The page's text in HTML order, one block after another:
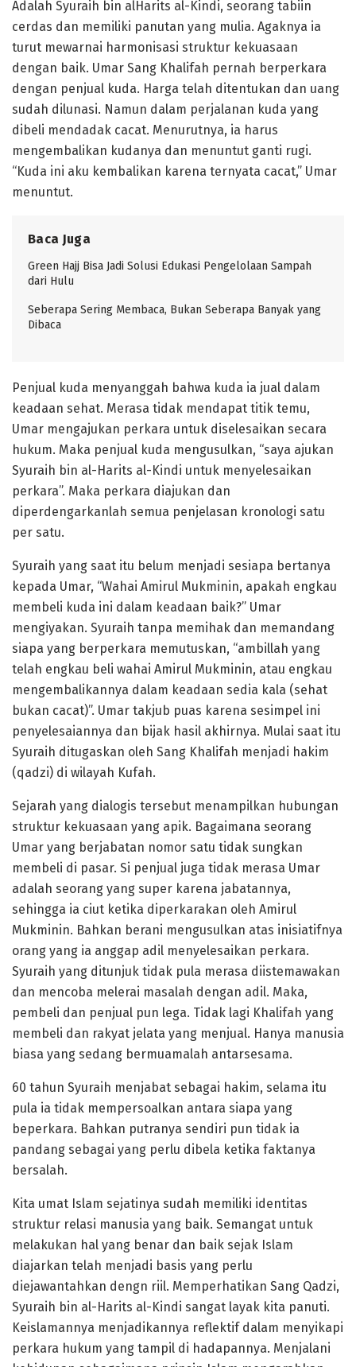
Adalah Syuraih bin alHarits al-Kindi, seorang tabiin
cerdas dan memiliki panutan yang mulia. Agaknya ia
turut mewarnai harmonisasi struktur kekuasaan
dengan baik. Umar Sang Khalifah pernah berperkara
dengan penjual kuda. Harga telah ditentukan dan uang
sudah dilunasi. Namun dalam perjalanan kuda yang
dibeli mendadak cacat. Menurutnya, ia harus
mengembalikan kudanya dan menuntut ganti rugi.
“Kuda ini aku kembalikan karena ternyata cacat,” Umar
menuntut.
Baca Juga
Green Hajj Bisa Jadi Solusi Edukasi Pengelolaan Sampah
dari Hulu
Seberapa Sering Membaca, Bukan Seberapa Banyak yang
Dibaca
Penjual kuda menyanggah bahwa kuda ia jual dalam
keadaan sehat. Merasa tidak mendapat titik temu,
Umar mengajukan perkara untuk diselesaikan secara
hukum. Maka penjual kuda mengusulkan, “saya ajukan
Syuraih bin al-Harits al-Kindi untuk menyelesaikan
perkara”. Maka perkara diajukan dan
diperdengarkanlah semua penjelasan kronologi satu
per satu.
Syuraih yang saat itu belum menjadi sesiapa bertanya
kepada Umar, “Wahai Amirul Mukminin, apakah engkau
membeli kuda ini dalam keadaan baik?” Umar
mengiyakan. Syuraih tanpa memihak dan memandang
siapa yang berperkara memutuskan, “ambillah yang
telah engkau beli wahai Amirul Mukminin, atau engkau
mengembalikannya dalam keadaan sedia kala (sehat
bukan cacat)”. Umar takjub puas karena sesimpel ini
penyelesaiannya dan bijak hasil akhirnya. Mulai saat itu
Syuraih ditugaskan oleh Sang Khalifah menjadi hakim
(qadzi) di wilayah Kufah.
Sejarah yang dialogis tersebut menampilkan hubungan
struktur kekuasaan yang apik. Bagaimana seorang
Umar yang berjabatan nomor satu tidak sungkan
membeli di pasar. Si penjual juga tidak merasa Umar
adalah seorang yang super karena jabatannya,
sehingga ia ciut ketika diperkarakan oleh Amirul
Mukminin. Bahkan berani mengusulkan atas inisiatifnya
orang yang ia anggap adil menyelesaikan perkara.
Syuraih yang ditunjuk tidak pula merasa diistemawakan
dan mencoba melerai masalah dengan adil. Maka,
pembeli dan penjual pun lega. Tidak lagi Khalifah yang
membeli dan rakyat jelata yang menjual. Hanya manusia
biasa yang sedang bermuamalah antarsesama.
60 tahun Syuraih menjabat sebagai hakim, selama itu
pula ia tidak mempersoalkan antara siapa yang
beperkara. Bahkan putranya sendiri pun tidak ia
pandang sebagai yang perlu dibela ketika faktanya
bersalah.
Kita umat Islam sejatinya sudah memiliki identitas
struktur relasi manusia yang baik. Semangat untuk
melakukan hal yang benar dan baik sejak Islam
diajarkan telah menjadi basis yang perlu
diejawantahkan dengn riil. Memperhatikan Sang Qadzi,
Syuraih bin al-Harits al-Kindi sangat layak kita panuti.
Keislamannya menjadikannya reflektif dalam menyikapi
perkara hukum yang tampil di hadapannya. Menjalani